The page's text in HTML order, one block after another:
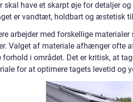
skal have et skarpt øje for detaljer
er vandtæt, holdbart og æstetisk
arbejder med forskellige
Valget af materiale afhænger ofte
forhold i området. Det er kritisk, at
for at optimere tagets levetid og